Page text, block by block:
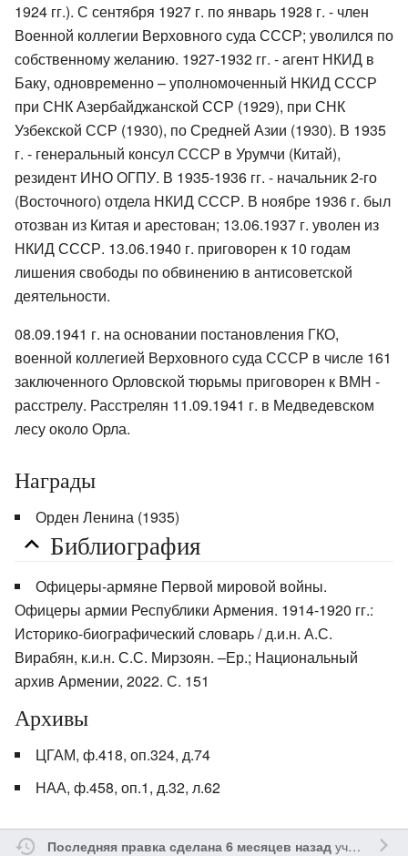
1924 гг.). С сентября 1927 г. по январь 1928 г. - член
Военной коллегии Верховного суда СССР; уволился по
собственному желанию. 1927-1932 гг. - агент НКИД в
Баку, одновременно – уполномоченный НКИД СССР
при СНК Азербайджанской ССР (1929), при СНК
Узбекской ССР (1930), по Средней Азии (1930). В 1935
г. - генеральный консул СССР в Урумчи (Китай),
резидент ИНО ОГПУ. В 1935-1936 гг. - начальник 2-го
(Восточного) отдела НКИД СССР. В ноябре 1936 г. был
отозван из Китая и арестован; 13.06.1937 г. уволен из
НКИД СССР. 13.06.1940 г. приговорен к 10 годам
лишения свободы по обвинению в антисоветской
деятельности.
08.09.1941 г. на основании постановления ГКО,
военной коллегией Верховного суда СССР в числе 161
заключенного Орловской тюрьмы приговорен к ВМН -
расстрелу. Расстрелян 11.09.1941 г. в Медведевском
лесу около Орла.
Награды
Орден Ленина (1935)
Библиография
Офицеры-армяне Первой мировой войны.
Офицеры армии Республики Армения. 1914-1920 гг.:
Историко-биографический словарь / д.и.н. А.С.
Вирабян, к.и.н. С.С. Мирзоян. –Ер.; Национальный
архив Армении, 2022. С. 151
Архивы
ЦГАМ, ф.418, оп.324, д.74
НАА, ф.458, оп.1, д.32, л.62
Последняя правка сделана 6 месяцев назадучастником